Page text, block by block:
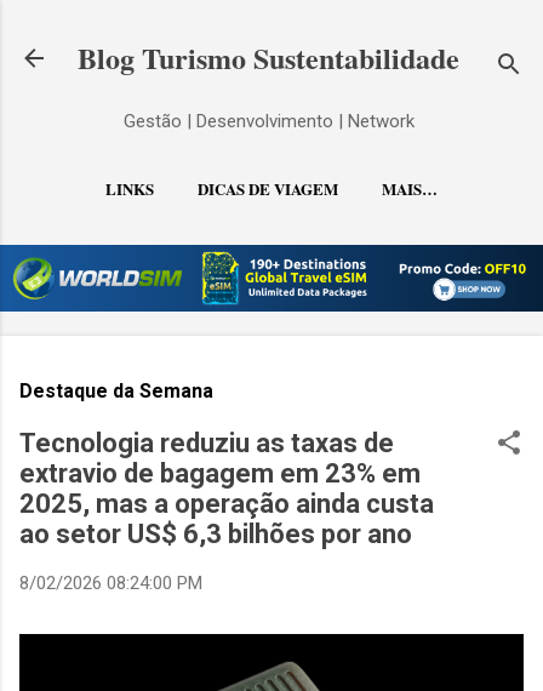
Blog Turismo Sustentabilidade
Gestão | Desenvolvimento | Network
LINKS DICAS DE VIAGEM MAIS…
CONTATO
Destaque da Semana
Tecnologia reduziu as taxas de
extravio de bagagem em 23% em
2025, mas a operação ainda custa
ao setor US$ 6,3 bilhões por ano
8/02/2026 08:24:00 PM